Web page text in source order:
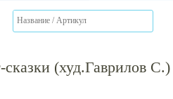
(худ.Гаврилов С.)